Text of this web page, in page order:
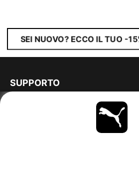
SEI NUOVO? ECCO IL TUO -
SUPPORTO
MAGGIORI INFORMAZIONI
OTTIENI TUTTI GLI